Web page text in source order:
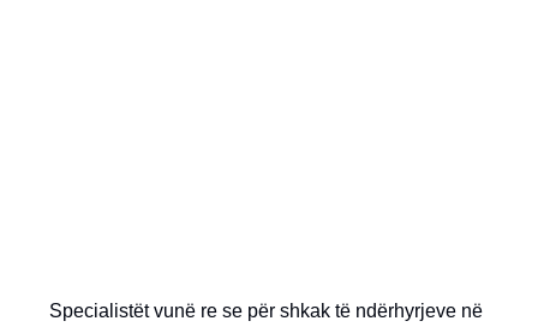
Specialistët vunë re se për shkak të ndërhyrjeve në